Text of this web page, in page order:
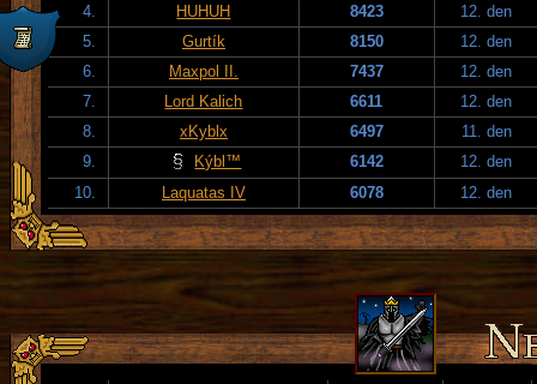
4.
HUHUH 8423
12. den
5.
Gurtík 8150
12. den
6.
Maxpol II. 7437
12. den
7.
Lord Kalich 6611
12. den
8.
xKyblx 6497
11. den
9.
Kýbl™ 6142
12. den
10.
Laquatas IV 6078 12. den